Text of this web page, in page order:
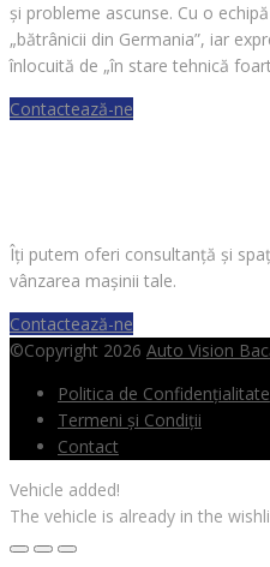
și probleme ascunse. Cu o
„bătrânicii din Germania”, iar
înlocuită de „în stare tehnică
Contactează-ne
Îți putem oferi consultanță și
vânzarea mașinii tale.
Contactează-ne
©Copyright 2026 Auto Vision
Politica de Confidențialitate
Termeni și Condiții
Contact
Vehicle added!
The vehicle is already in the